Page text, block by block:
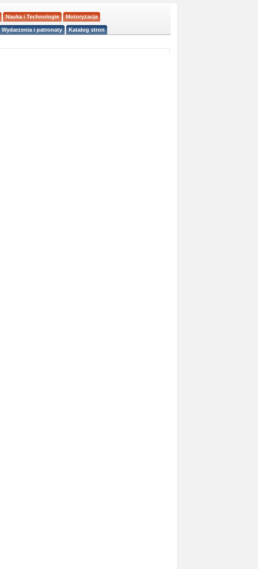
Nauka i Technologie Motoryzacja
Wydarzenia i patronaty Katalog stron